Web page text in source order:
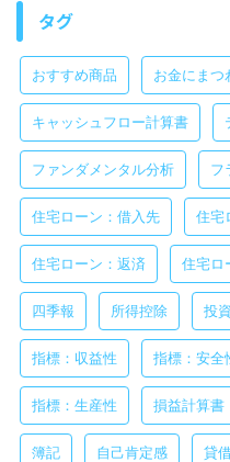
タグ
おすすめ商品 お金にまつ
キャッシュフロー計算書
ファンダメンタル分析 フ
住宅ローン：借入先 住宅
住宅ローン：返済 住宅ロ
四季報 所得控除 投
指標：収益性 指標：安全
指標：生産性 損益計算書
簿記 自己肯定感 貸